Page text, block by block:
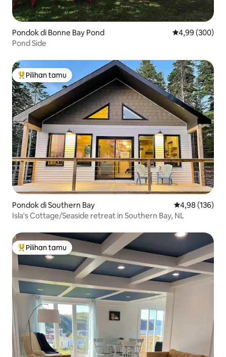
Pondok di Bonne Bay Pond Nilai rata-rata
4,99 (300)
Pond Side
Pilihan tamu terpopuler
Pilihan tamu
Pondok di Southern Bay Nilai rata-rata
4,98 (136)
Isla's Cottage/Seaside retreat in Southern Bay, NL
Pilihan tamu terpopuler
Pilihan tamu